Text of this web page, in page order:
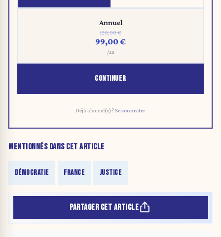
Annuel
120,00 €
99,00 €
/an
CONTINUER
Déjà abonné(e) ?Se connecter
MENTIONNÉS DANS CET ARTICLE
DÉMOCRATIE FRANCE JUSTICE
PARTAGER CET ARTICLE